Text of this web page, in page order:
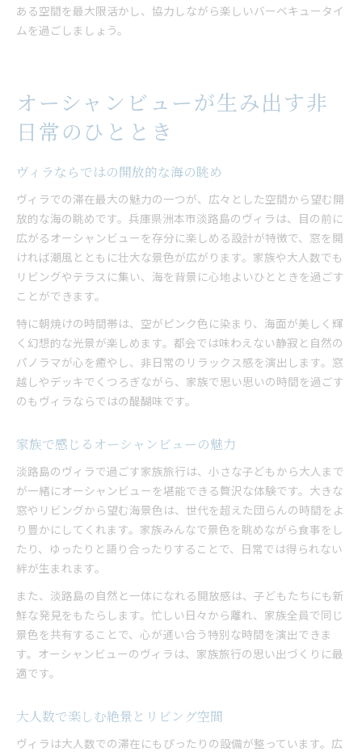
ある空間を最大限活かし、協力しながら楽しいバーベキュータイ
ムを過ごしましょう。
オーシャンビューが生み出す非
日常のひととき
ヴィラならではの開放的な海の眺め
ヴィラでの滞在最大の魅力の一つが、広々とした空間から望む開
放的な海の眺めです。兵庫県洲本市淡路島のヴィラは、目の前に
広がるオーシャンビューを存分に楽しめる設計が特徴で、窓を開
ければ潮風とともに壮大な景色が広がります。家族や大人数でも
リビングやテラスに集い、海を背景に心地よいひとときを過ごす
ことができます。
特に朝焼けの時間帯は、空がピンク色に染まり、海面が美しく輝
く幻想的な光景が楽しめます。都会では味わえない静寂と自然の
パノラマが心を癒やし、非日常のリラックス感を演出します。窓
越しやデッキでくつろぎながら、家族で思い思いの時間を過ごす
のもヴィラならではの醍醐味です。
家族で感じるオーシャンビューの魅力
淡路島のヴィラで過ごす家族旅行は、小さな子どもから大人まで
が一緒にオーシャンビューを堪能できる贅沢な体験です。大きな
窓やリビングから望む海景色は、世代を超えた団らんの時間をよ
り豊かにしてくれます。家族みんなで景色を眺めながら食事をし
たり、ゆったりと語り合ったりすることで、日常では得られない
絆が生まれます。
また、淡路島の自然と一体になれる開放感は、子どもたちにも新
鮮な発見をもたらします。忙しい日々から離れ、家族全員で同じ
景色を共有することで、心が通い合う特別な時間を演出できま
す。オーシャンビューのヴィラは、家族旅行の思い出づくりに最
適です。
大人数で楽しむ絶景とリビング空間
ヴィラは大人数での滞在にもぴったりの設備が整っています。広